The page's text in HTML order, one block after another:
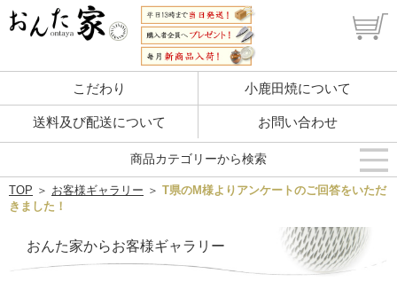
こだわり 小鹿田焼について
送料及び配送について お問い合わせ
TOP ＞ お客様ギャラリー ＞ T県のM様よりアンケートのご回答をいただ
きました！
おんた家からお客様ギャラリー
商品カテゴリーから検索